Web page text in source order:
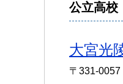
公立高校
大宮光
〒331-